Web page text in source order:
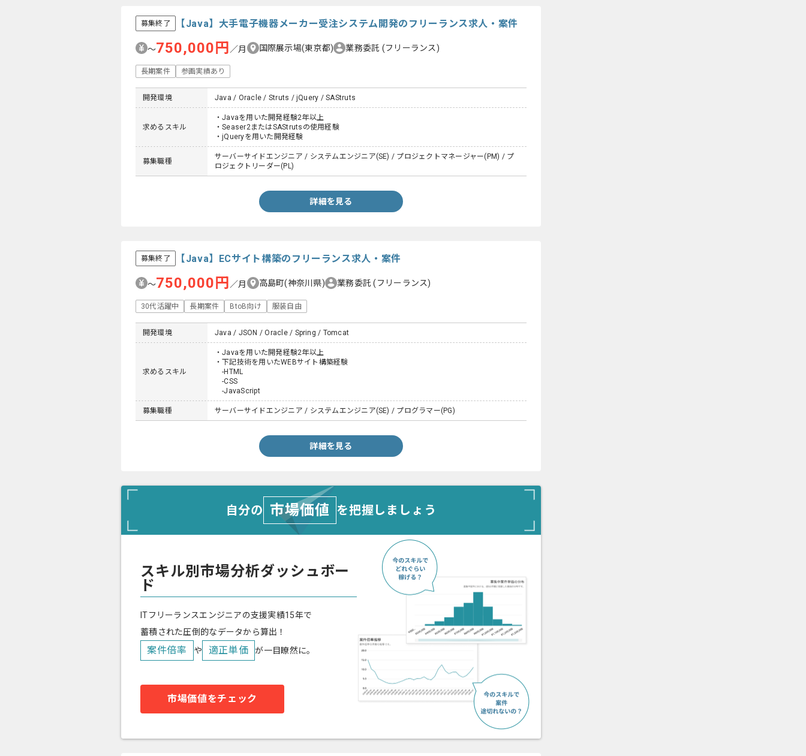
募集終了 【Java】大手電子機器メーカー受注システム開発のフリーランス求人・案件
〜750,000円 ／月 国際展示場(東京都) 業務委託 (フリーランス)
長期案件 参画実績あり
開発環境 Java / Oracle / Struts / jQuery / SAStruts
求めるスキル
・Javaを用いた開発経験2年以上
・Seaser2またはSAStrutsの使用経験
・jQueryを用いた開発経験
募集職種
サーバーサイドエンジニア / システムエンジニア(SE) / プロジェクトマネージャー(PM) / プ
ロジェクトリーダー(PL)
詳細を見る
募集終了 【Java】ECサイト構築のフリーランス求人・案件
〜750,000円 ／月 高島町(神奈川県) 業務委託(フリーランス)
30代活躍中 長期案件 BtoB向け 服装自由
開発環境 Java / JSON / Oracle / Spring / Tomcat
求めるスキル
・Javaを用いた開発経験2年以上
・下記技術を用いたWEBサイト構築経験
-HTML
-CSS
-JavaScript
募集職種 サーバーサイドエンジニア / システムエンジニア(SE) / プログラマー(PG)
詳細を見る
自分の 市場価値 を把握しましょう
スキル別市場分析ダッシュボー
ド
ITフリーランスエンジニアの支援実績15年で
蓄積された圧倒的なデータから算出！
案件倍率 や 適正単価 が一目瞭然に。
市場価値をチェック